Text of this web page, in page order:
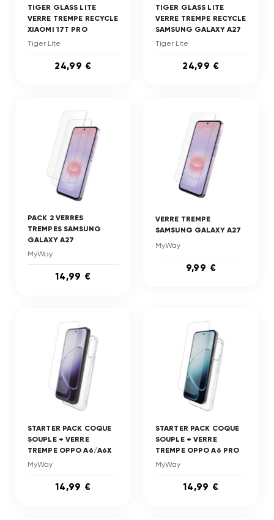
TIGER GLASS LITE
VERRE TREMPE RECYCLE
XIAOMI 17T PRO
Tiger Lite
24,99 €
TIGER GLASS LITE
VERRE TREMPE RECYCLE
SAMSUNG GALAXY A27
Tiger Lite
24,99 €
PACK 2 VERRES
TREMPES SAMSUNG
GALAXY A27
MyWay
14,99 €
VERRE TREMPE
SAMSUNG GALAXY A27
MyWay
9,99 €
STARTER PACK COQUE
SOUPLE + VERRE
TREMPE OPPO A6/A6X
MyWay
14,99 €
STARTER PACK COQUE
SOUPLE + VERRE
TREMPE OPPO A6 PRO
MyWay
14,99 €